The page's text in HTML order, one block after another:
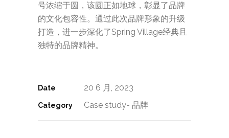
号浓缩于圆，该圆正如地球，彰显了品牌
的文化包容性。通过此次品牌形象的升级
打造，进一步深化了Spring Village经典且
独特的品牌精神。
Date 20 6 月, 2023
Category Case study- 品牌